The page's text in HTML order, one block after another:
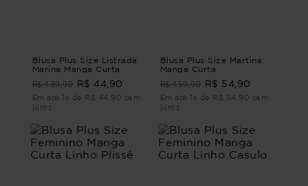
Blusa Plus Size Listrada
Marina Manga Curta
R$ 139,90 R$ 44,90
Em até 1x de R$ 44,90 sem
juros
Blusa Plus Size Martina
Manga Curta
R$ 159,90 R$ 54,90
Em até 1x de R$ 54,90 sem
juros